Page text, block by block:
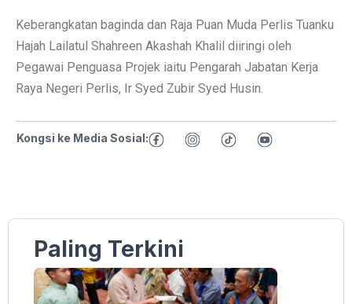
Keberangkatan baginda dan Raja Puan Muda Perlis Tuanku
Hajah Lailatul Shahreen Akashah Khalil diiringi oleh
Pegawai Penguasa Projek iaitu Pengarah Jabatan Kerja
Raya Negeri Perlis, Ir Syed Zubir Syed Husin.
Kongsi ke Media Sosial:
Paling Terkini